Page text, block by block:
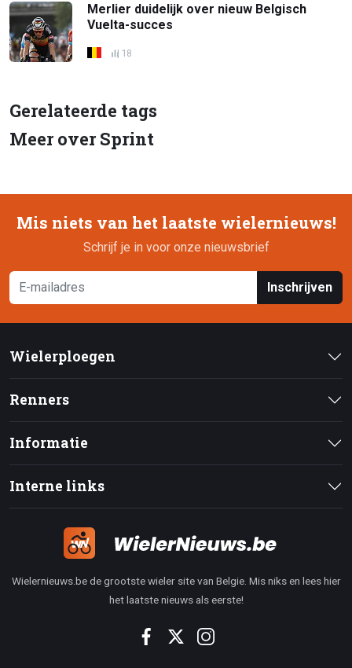
Merlier duidelijk over nieuw Belgisch
Vuelta-succes
18
Gerelateerde tags
Meer over Sprint
Mis niets van het laatste wielernieuws!
Schrijf je in voor onze nieuwsbrief
Inschrijven
Wielerploegen
Renners
Informatie
Interne links
Wielernieuws.be de grootste wieler site van Belgie. Mis niks en lees hier
het laatste nieuws als eerste!